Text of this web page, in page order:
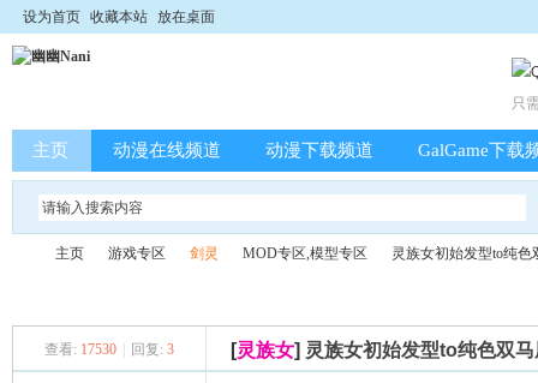
设为首页 收藏本站 放在桌面
只
主页 动漫在线频道 动漫下载频道 GalGame下载
主页
›
游戏专区
›
剑灵 MOD专区,模型专区
›
灵族女初始发型to纯色
查看: 17530 回复: 3 [灵族女] 灵族女初始发型to纯色双马